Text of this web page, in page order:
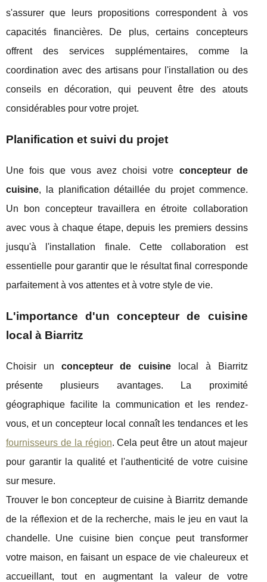
s'assurer que leurs propositions correspondent à vos
capacités financières. De plus, certains concepteurs
offrent des services supplémentaires, comme la
coordination avec des artisans pour l'installation ou des
conseils en décoration, qui peuvent être des atouts
considérables pour votre projet.
Planification et suivi du projet
Une fois que vous avez choisi votre concepteur de
cuisine, la planification détaillée du projet commence.
Un bon concepteur travaillera en étroite collaboration
avec vous à chaque étape, depuis les premiers dessins
jusqu'à l'installation finale. Cette collaboration est
essentielle pour garantir que le résultat final corresponde
parfaitement à vos attentes et à votre style de vie.
L'importance d'un concepteur de cuisine
local à Biarritz
Choisir un concepteur de cuisine local à Biarritz
présente plusieurs avantages. La proximité
géographique facilite la communication et les rendez-
vous, et un concepteur local connaît les tendances et les
fournisseurs de la région. Cela peut être un atout majeur
pour garantir la qualité et l'authenticité de votre cuisine
sur mesure.
Trouver le bon concepteur de cuisine à Biarritz demande
de la réflexion et de la recherche, mais le jeu en vaut la
chandelle. Une cuisine bien conçue peut transformer
votre maison, en faisant un espace de vie chaleureux et
accueillant, tout en augmentant la valeur de votre